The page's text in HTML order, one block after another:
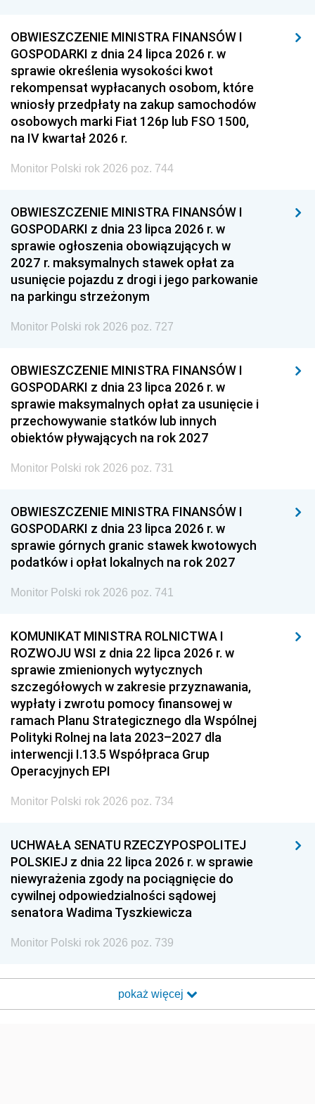
OBWIESZCZENIE MINISTRA FINANSÓW I
GOSPODARKI z dnia 24 lipca 2026 r. w
sprawie określenia wysokości kwot
rekompensat wypłacanych osobom, które
wniosły przedpłaty na zakup samochodów
osobowych marki Fiat 126p lub FSO 1500,
na IV kwartał 2026 r.
Monitor Polski rok 2026 poz. 744
OBWIESZCZENIE MINISTRA FINANSÓW I
GOSPODARKI z dnia 23 lipca 2026 r. w
sprawie ogłoszenia obowiązujących w
2027 r. maksymalnych stawek opłat za
usunięcie pojazdu z drogi i jego parkowanie
na parkingu strzeżonym
Monitor Polski rok 2026 poz. 727
OBWIESZCZENIE MINISTRA FINANSÓW I
GOSPODARKI z dnia 23 lipca 2026 r. w
sprawie maksymalnych opłat za usunięcie i
przechowywanie statków lub innych
obiektów pływających na rok 2027
Monitor Polski rok 2026 poz. 731
OBWIESZCZENIE MINISTRA FINANSÓW I
GOSPODARKI z dnia 23 lipca 2026 r. w
sprawie górnych granic stawek kwotowych
podatków i opłat lokalnych na rok 2027
Monitor Polski rok 2026 poz. 741
KOMUNIKAT MINISTRA ROLNICTWA I
ROZWOJU WSI z dnia 22 lipca 2026 r. w
sprawie zmienionych wytycznych
szczegółowych w zakresie przyznawania,
wypłaty i zwrotu pomocy finansowej w
ramach Planu Strategicznego dla Wspólnej
Polityki Rolnej na lata 2023–2027 dla
interwencji I.13.5 Współpraca Grup
Operacyjnych EPI
Monitor Polski rok 2026 poz. 734
UCHWAŁA SENATU RZECZYPOSPOLITEJ
POLSKIEJ z dnia 22 lipca 2026 r. w sprawie
niewyrażenia zgody na pociągnięcie do
cywilnej odpowiedzialności sądowej
senatora Wadima Tyszkiewicza
Monitor Polski rok 2026 poz. 739
pokaż więcej